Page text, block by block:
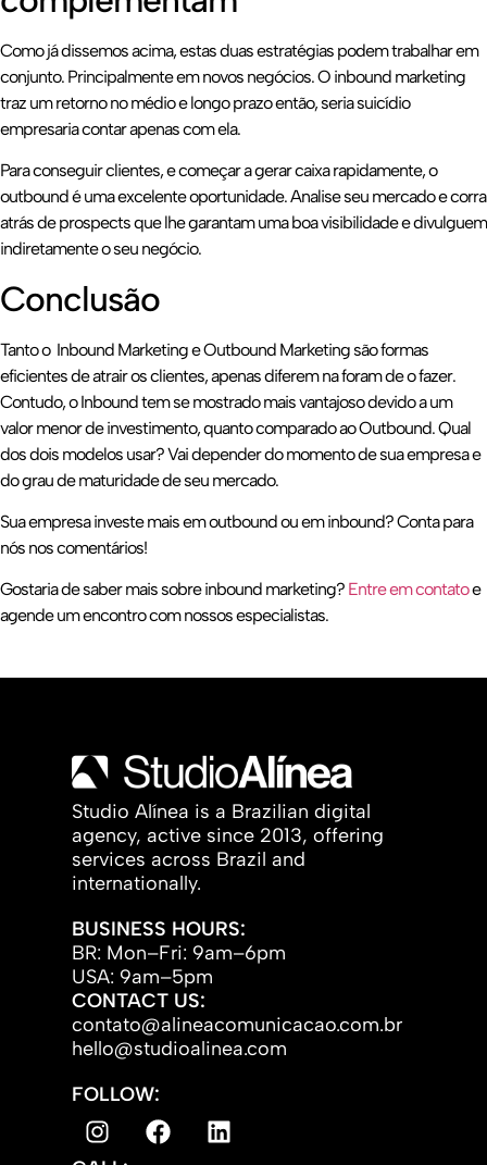
Como já dissemos acima, estas duas estratégias podem trabalhar em
conjunto. Principalmente em novos negócios. O inbound marketing
traz um retorno no médio e longo prazo então, seria suicídio
empresaria contar apenas com ela.
Para conseguir clientes, e começar a gerar caixa rapidamente, o
outbound é uma excelente oportunidade. Analise seu mercado e corra
atrás de prospects que lhe garantam uma boa visibilidade e divulguem
indiretamente o seu negócio.
Conclusão
Tanto o Inbound Marketing e Outbound Marketing são formas
eficientes de atrair os clientes, apenas diferem na foram de o fazer.
Contudo, o Inbound tem se mostrado mais vantajoso devido a um
valor menor de investimento, quanto comparado ao Outbound. Qual
dos dois modelos usar? Vai depender do momento de sua empresa e
do grau de maturidade de seu mercado.
Sua empresa investe mais em outbound ou em inbound? Conta para
nós nos comentários!
Gostaria de saber mais sobre inbound marketing? Entre em contatoe
agende um encontro com nossos especialistas.
Studio Alínea is a Brazilian digital
agency, active since 2013, offering
services across Brazil and
internationally.
BUSINESS HOURS:
BR: Mon–Fri: 9am–6pm
USA: 9am–5pm
CONTACT US:
contato@alineacomunicacao.com.br
hello@studioalinea.com
FOLLOW: